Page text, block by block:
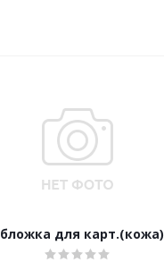
обложка для карт.(кожа)